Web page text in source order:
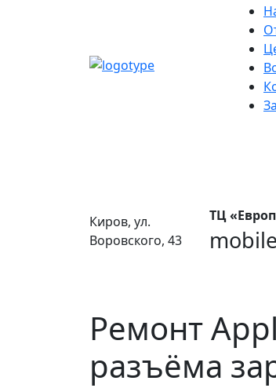
Киров, ул.
Воровского, 43
ТЦ
mobile
Ремонт
разъёма